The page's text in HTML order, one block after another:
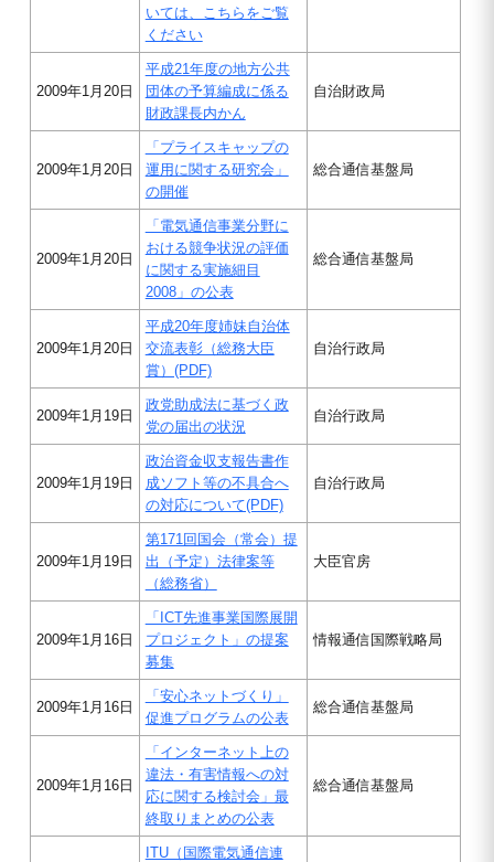
いては、こちらをご覧
ください
2009年1月20日
平成21年度の地方公共
団体の予算編成に係る
財政課長内かん
自治財政局
2009年1月20日
「プライスキャップの
運用に関する研究会」
の開催
総合通信基盤局
2009年1月20日
「電気通信事業分野に
おける競争状況の評価
に関する実施細目
2008」の公表
総合通信基盤局
2009年1月20日
平成20年度姉妹自治体
交流表彰（総務大臣
賞）(PDF)
自治行政局
2009年1月19日
政党助成法に基づく政
党の届出の状況
自治行政局
2009年1月19日
政治資金収支報告書作
成ソフト等の不具合へ
の対応について(PDF)
自治行政局
2009年1月19日
第171回国会（常会）提
出（予定）法律案等
（総務省）
大臣官房
2009年1月16日
「ICT先進事業国際展開
プロジェクト」の提案
募集
情報通信国際戦略局
2009年1月16日
「安心ネットづくり」
促進プログラムの公表
総合通信基盤局
2009年1月16日
「インターネット上の
違法・有害情報への対
応に関する検討会」最
終取りまとめの公表
総合通信基盤局
ITU（国際電気通信連